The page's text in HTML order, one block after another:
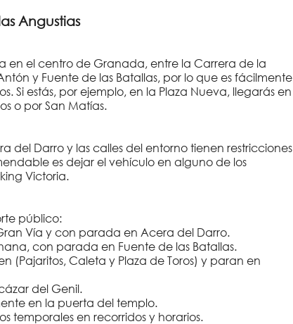
Angustias
en el centro de Granada, entre la Carrera de la
y Fuente de las Batallas, por lo que es fácilmente
Si estás, por ejemplo, en la Plaza Nueva, llegarás en
o por San Matías.
del Darro y las calles del entorno tienen restricciones
es dejar el vehículo en alguno de los
Victoria.
público:
Vía y con parada en Acera del Darro.
con parada en Fuente de las Batallas.
(Pajaritos, Caleta y Plaza de Toros) y paran en
del Genil.
en la puerta del templo.
temporales en recorridos y horarios.